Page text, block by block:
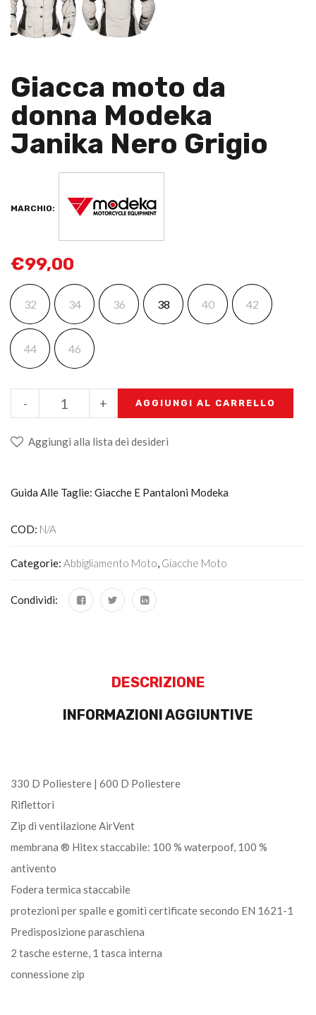
Giacca moto da
donna Modeka
Janika Nero Grigio
MARCHIO:
€99,00
32 34 36 38 40 42
44 46
+
- AGGIUNGI AL CARRELLO
Aggiungi alla lista dei desideri
Guida Alle Taglie: Giacche E Pantaloni Modeka
COD: N/A
Categorie: Abbigliamento Moto, Giacche Moto
Condividi:
DESCRIZIONE
INFORMAZIONI AGGIUNTIVE
330 D Poliestere | 600 D Poliestere
Riflettori
Zip di ventilazione AirVent
membrana ® Hitex staccabile: 100 % waterpoof, 100 %
antivento
Fodera termica staccabile
protezioni per spalle e gomiti certificate secondo EN 1621-1
Predisposizione paraschiena
2 tasche esterne, 1 tasca interna
connessione zip